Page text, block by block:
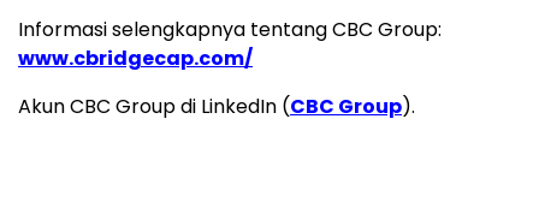
Informasi selengkapnya tentang CBC Group:
www.cbridgecap.com/
Akun CBC Group di LinkedIn (CBC Group).